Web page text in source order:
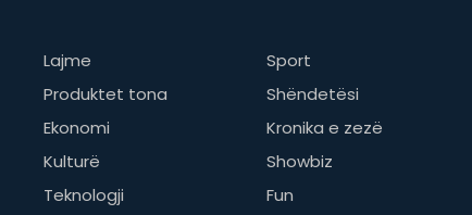
Lajme
Sport
Produktet tona
Shëndetësi
Ekonomi
Kronika e zezë
Kulturë
Showbiz
Teknologji
Fun